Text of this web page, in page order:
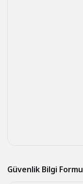
Güvenlik Bilgi Formu